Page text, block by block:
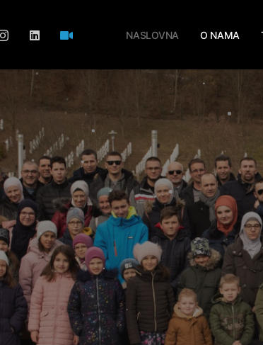
NASLOVNA O NAMA